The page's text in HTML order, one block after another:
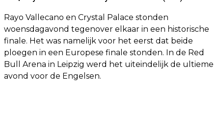
Rayo Vallecano en Crystal Palace stonden
woensdagavond tegenover elkaar in een historische
finale. Het was namelijk voor het eerst dat beide
ploegen in een Europese finale stonden. In de Red
Bull Arena in Leipzig werd het uiteindelijk de ultieme
avond voor de Engelsen.